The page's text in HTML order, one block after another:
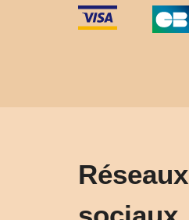
Réseaux